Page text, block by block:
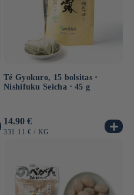
Té Gyokuro, 15 bolsitas ⋅
Nishifuku Seicha ⋅ 45 g
Precio
habitual
14.90 €
PRECIO
331.11 € / POR
KG